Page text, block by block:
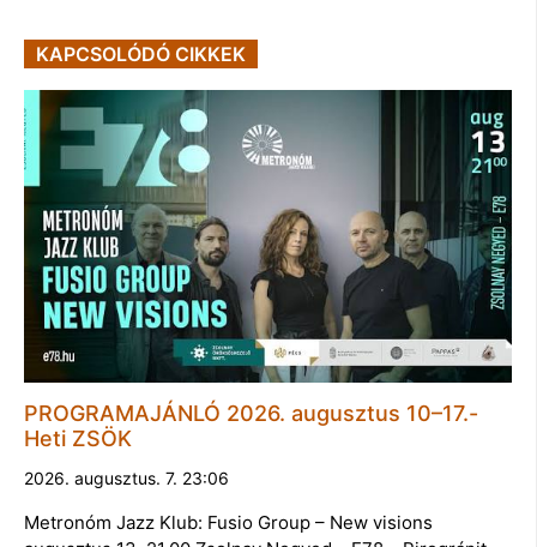
KAPCSOLÓDÓ CIKKEK
PROGRAMAJÁNLÓ 2026. augusztus 10–17.-
Heti ZSÖK
2026. augusztus. 7. 23:06
Metronóm Jazz Klub: Fusio Group – New visions